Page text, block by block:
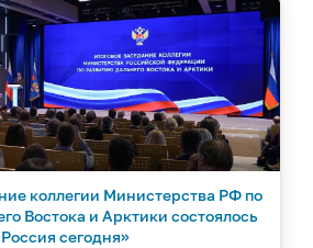
коллегии Министерства РФ по
Востока и Арктики состоялось
сегодня»